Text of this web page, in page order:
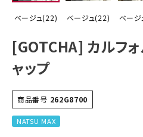
ベージュ(22) ベージュ(22) ベー
[GOTCHA] カルフ
ャップ
商品番号 262G8700
NATSU MAX